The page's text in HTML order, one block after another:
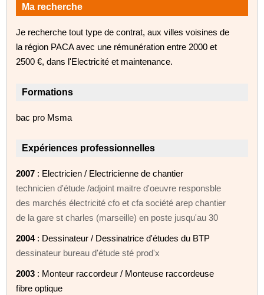
Ma recherche
Je recherche tout type de contrat, aux villes voisines de
la région PACA avec une rémunération entre 2000 et
2500 €, dans l'Electricité et maintenance.
Formations
bac pro Msma
Expériences professionnelles
2007 : Electricien / Electricienne de chantier
technicien d'étude /adjoint maitre d'oeuvre responsble
des marchés électricité cfo et cfa société arep chantier
de la gare st charles (marseille) en poste jusqu'au 30
2004: Dessinateur / Dessinatrice d'études du BTP
dessinateur bureau d'étude sté prod'x
2003 : Monteur raccordeur / Monteuse raccordeuse
fibre optique